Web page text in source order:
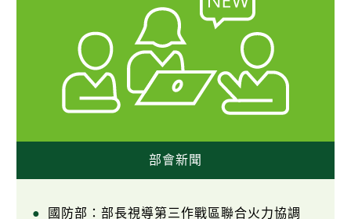
部會新聞
國防部：部長視導第三作戰區聯合火力協調